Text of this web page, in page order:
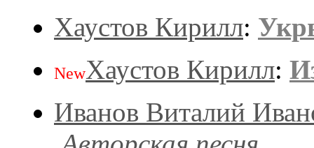
Хаустов Кирилл:
NewХаустов Кирилл:
Иванов Виталий